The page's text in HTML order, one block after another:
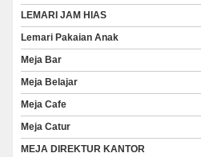
LEMARI JAM HIAS
Lemari Pakaian Anak
Meja Bar
Meja Belajar
Meja Cafe
Meja Catur
MEJA DIREKTUR KANTOR